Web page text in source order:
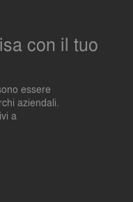
con il tuo
essere
aziendali.
a